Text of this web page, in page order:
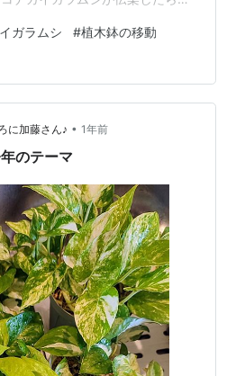
「これでもか！」というほど浴
でコナカイガラムシがいなくな
が・・・ 1月14日の富士山で
んブログ村 フレンチ・ブルド
ン ランキング参加中go…
ガラムシ #植木鉢の移動
に加藤さん♪ • 1年前
のテーマ